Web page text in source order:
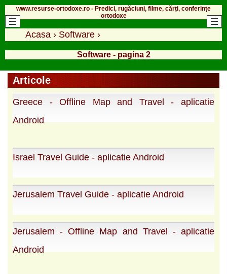
www.resurse-ortodoxe.ro - Predici, rugăciuni, filme, cărți, conferințe
ortodoxe
Acasa › Software ›
Software - pagina 2
Articole
Greece - Offline Map and Travel - aplicatie
Android
Israel Travel Guide - aplicatie Android
Jerusalem Travel Guide - aplicatie Android
Jerusalem - Offline Map and Travel - aplicatie
Android